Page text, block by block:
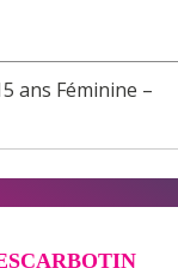
ans Féminine –